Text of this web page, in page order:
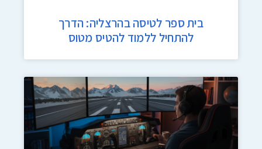
בית ספר לטיסה בהרצליה: הדרך
להתחיל ללמוד להטיס מטוס